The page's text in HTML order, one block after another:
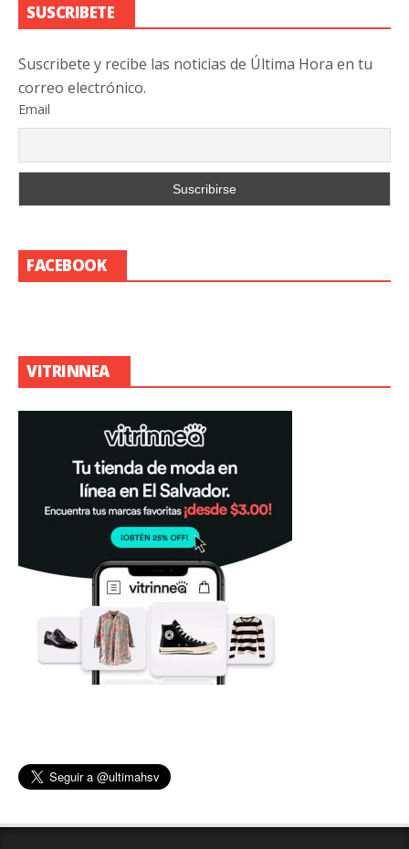
SUSCRIBETE
Suscribete y recibe las noticias de Última Hora en tu
correo electrónico.
Email
FACEBOOK
VITRINNEA